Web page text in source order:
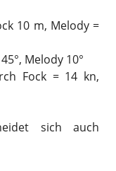
10 m, Melody =
Melody 10°
Fock = 14 kn,
sich auch